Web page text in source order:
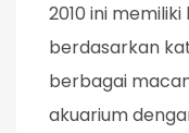
2010 ini
berdasarkan
berbagai
akuarium